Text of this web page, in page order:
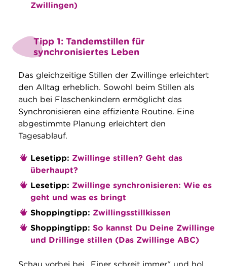
Zwillingen)
Tipp 1: Tandemstillen für
synchronisiertes Leben
Das gleichzeitige Stillen der Zwillinge erleichtert
den Alltag erheblich. Sowohl beim Stillen als
auch bei Flaschenkindern ermöglicht das
Synchronisieren eine effiziente Routine. Eine
abgestimmte Planung erleichtert den
Tagesablauf.
Lesetipp: Zwillinge stillen? Geht das
überhaupt?
Lesetipp: Zwillinge synchronisieren: Wie es
geht und was es bringt
Shoppingtipp: Zwillingsstillkissen
Shoppingtipp: So kannst Du Deine Zwillinge
und Drillinge stillen (Das Zwillinge ABC)